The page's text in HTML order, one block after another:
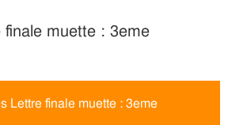
finale muette : 3eme
Lettre finale muette : 3eme